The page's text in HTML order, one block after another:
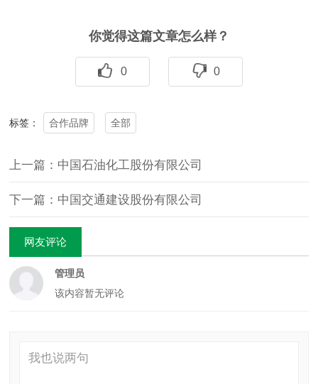
你觉得这篇文章怎么样？
0 0
标签： 合作品牌 全部
上一篇：中国石油化工股份有限公司
下一篇：中国交通建设股份有限公司
网友评论
管理员
该内容暂无评论